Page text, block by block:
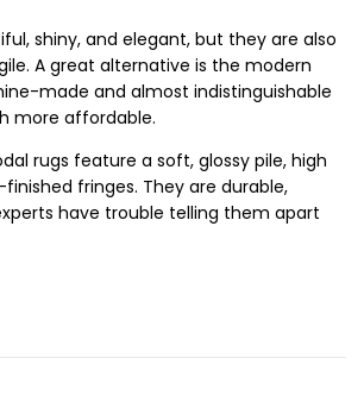
shiny, and elegant, but they are also
A great alternative is the modern
made and almost indistinguishable
more affordable.
rugs feature a soft, glossy pile, high
fringes. They are durable,
have trouble telling them apart